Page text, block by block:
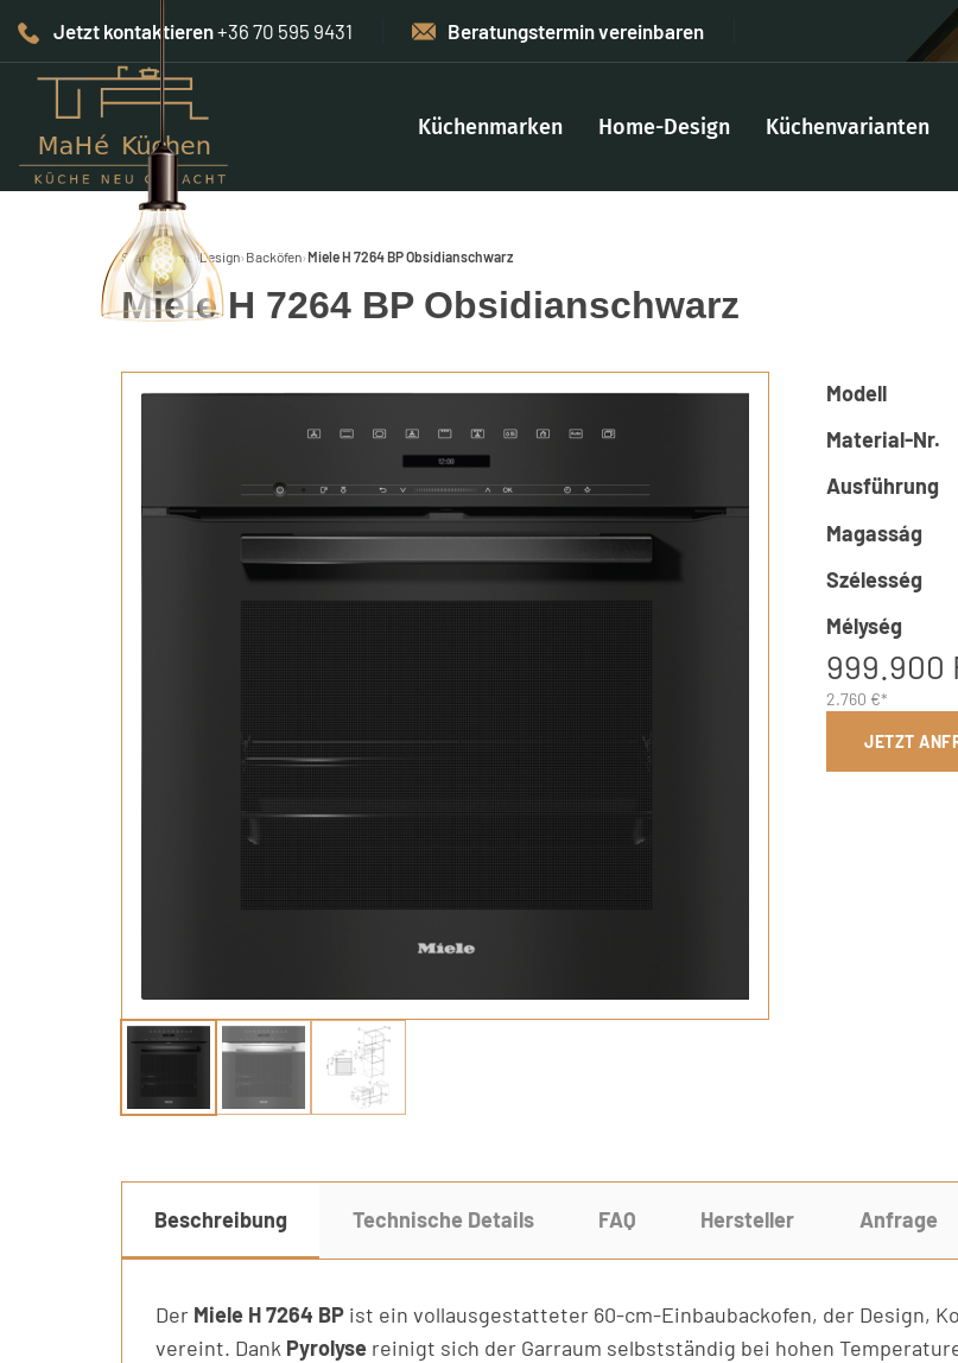
Jetzt kontaktieren+36 70 595 9431 Beratungstermin vereinbaren
Küchenmarken Home-Design Küchenvarianten
Start›Home-Design› Backöfen›Miele H 7264 BP Obsidianschwarz
Miele H 7264 BP Obsidianschwarz
Modell
Material-Nr.
Ausführung
Magasság
Szélesség
Mélység
999.900
2.760 €*
JETZT
Beschreibung Technische Details FAQ Hersteller Anfrage
Der Miele H 7264 BP ist ein vollausgestatteter 60-cm-Einbaubackofen, der Design,
vereint. Dank Pyrolyse reinigt sich der Garraum selbstständig bei hohen